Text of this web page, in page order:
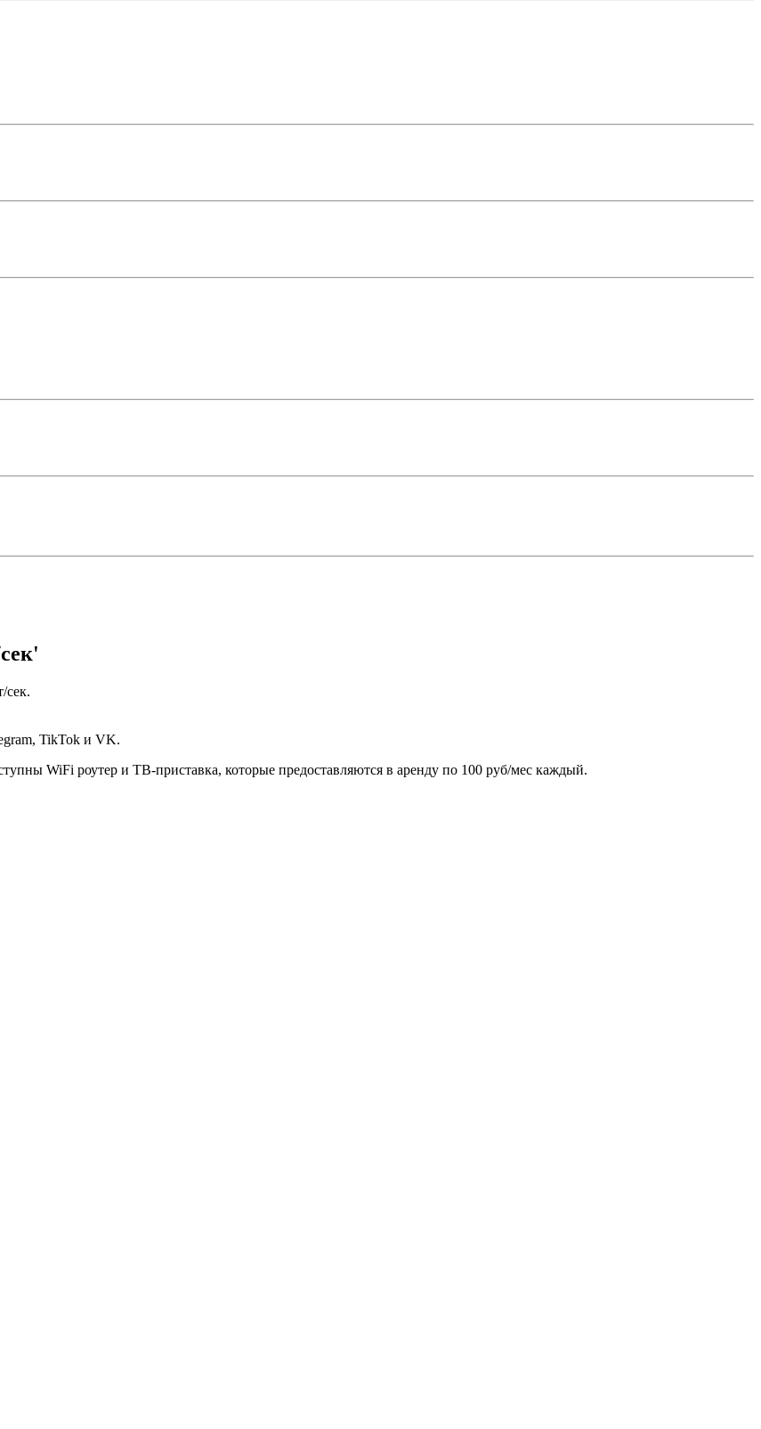
сек.
TikTok и VK.
WiFi роутер и ТВ-приставка, которые предоставляются в аренду по 100 руб/мес каждый.